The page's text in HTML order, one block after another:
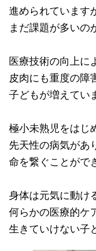
進められています
まだ課題が多いの
医療技術の向上に
皮肉にも重度の障
子どもが増えてい
極小未熟児をはじ
先天性の病気があ
命を繋ぐことがで
身体は元気に動け
何らかの医療的ケ
生きていけない子